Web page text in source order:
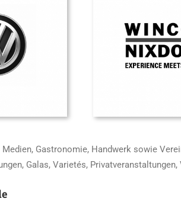
Gastronomie, Handwerk sowie
Galas, Varietés,